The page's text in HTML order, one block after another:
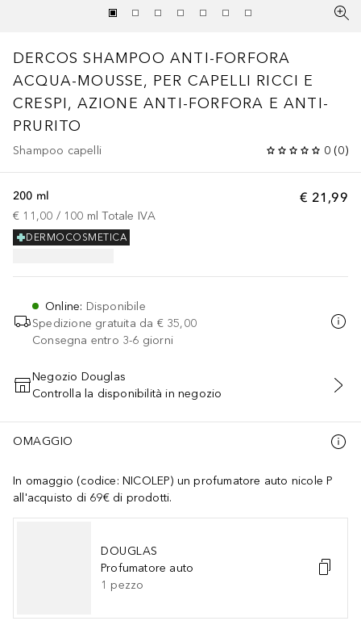
DERCOS SHAMPOO ANTI-FORFORA
ACQUA-MOUSSE, PER CAPELLI RICCI E
CRESPI, AZIONE ANTI-FORFORA E ANTI-
PRURITO
Shampoo capelli 0 (0)
€ 21,99
200 ml
€ 11,00 / 100 ml Totale IVA
DERMOCOSMETICA
Online: Disponibile
Spedizione gratuita da € 35,00
Consegna entro 3-6 giorni
AGGIUNGI AL CARRELLO
Negozio Douglas
Controlla la disponibilità in negozio
OMAGGIO
In omaggio (codice: NICOLEP) un profumatore auto nicole P
all'acquisto di 69€ di prodotti.
DOUGLAS
Profumatore auto
1 pezzo